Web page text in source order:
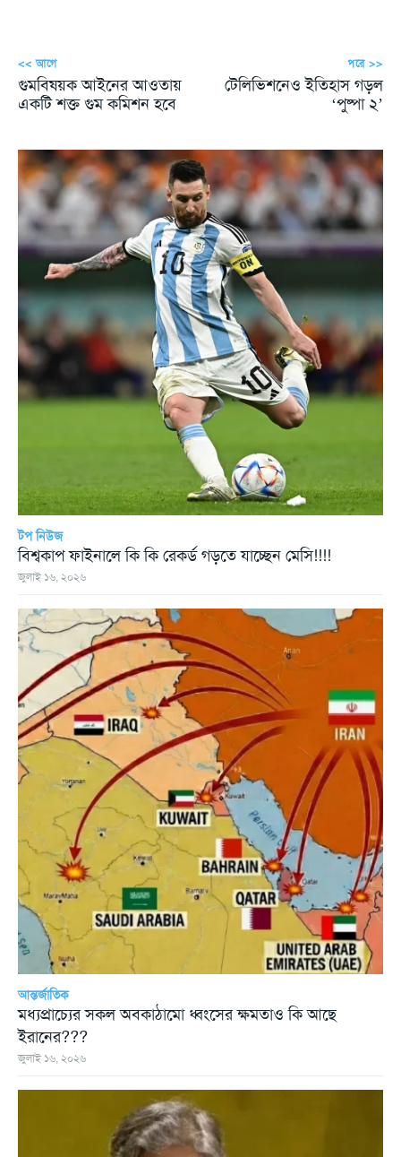
<< আগে
গুমবিষয়ক আইনের আওতায়
একটি শক্ত গুম কমিশন হবে
পরে >>
টেলিভিশনেও ইতিহাস গড়ল
‘পুষ্পা ২’
টপ নিউজ
বিশ্বকাপ ফাইনালে কি কি রেকর্ড গড়তে যাচ্ছেন মেসি!!!!
জুলাই ১৬, ২০২৬
আন্তর্জাতিক
মধ্যপ্রাচ্যের সকল অবকাঠামো ধ্বংসের ক্ষমতাও কি আছে
ইরানের???
জুলাই ১৬, ২০২৬